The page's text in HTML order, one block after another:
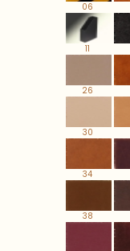
06
11
26
30
34
38